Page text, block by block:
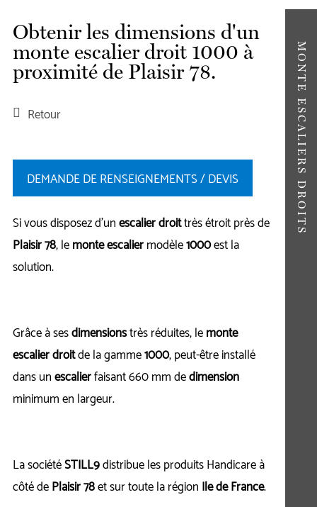
MONTE ESCALIERS DROITS
Obtenir les dimensions d'un
monte escalier droit 1000 à
proximité de Plaisir 78.
Retour
DEMANDE DE RENSEIGNEMENTS / DEVIS
Si vous disposez d'unescalier droittrès étroit près de
Plaisir 78, lemonte escaliermodèle1000est la
solution.
Grâce à sesdimensionstrès réduites, lemonte
escalier droitde la gamme1000, peut-être installé
dans unescalierfaisant 660 mm dedimension
minimum en largeur.
La sociétéSTILL9distribue les produits Handicare à
côté dePlaisir 78et sur toute la région Ile de France.